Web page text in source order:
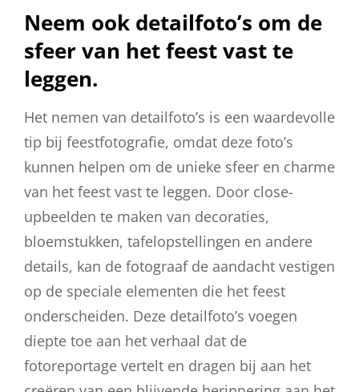
Neem ook detailfoto’s om de
sfeer van het feest vast te
leggen.
Het nemen van detailfoto’s is een waardevolle
tip bij feestfotografie, omdat deze foto’s
kunnen helpen om de unieke sfeer en charme
van het feest vast te leggen. Door close-
upbeelden te maken van decoraties,
bloemstukken, tafelopstellingen en andere
details, kan de fotograaf de aandacht vestigen
op de speciale elementen die het feest
onderscheiden. Deze detailfoto’s voegen
diepte toe aan het verhaal dat de
fotoreportage vertelt en dragen bij aan het